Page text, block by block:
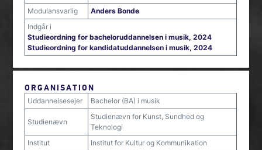
Modulansvarlig
Anders Bonde
Indgår i
Studieordning for bacheloruddannelsen i musik, 2024
Studieordning for kandidatuddannelsen i musik, 2024
ORGANISATION
Uddannelsesejer Bachelor (BA) i musik
Studienævn
Studienævn for Kunst, Sundhed og
Teknologi
Institut
Institut for Kultur og Kommunikation